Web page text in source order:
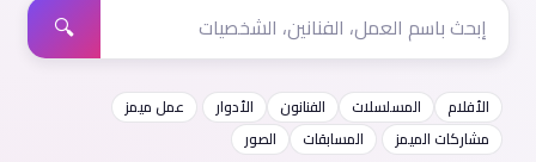
🔍
الأفلام المسلسلات الفنانون الأدوار
عمل ميمز
مشاركات الميمز
المسابقات الصور